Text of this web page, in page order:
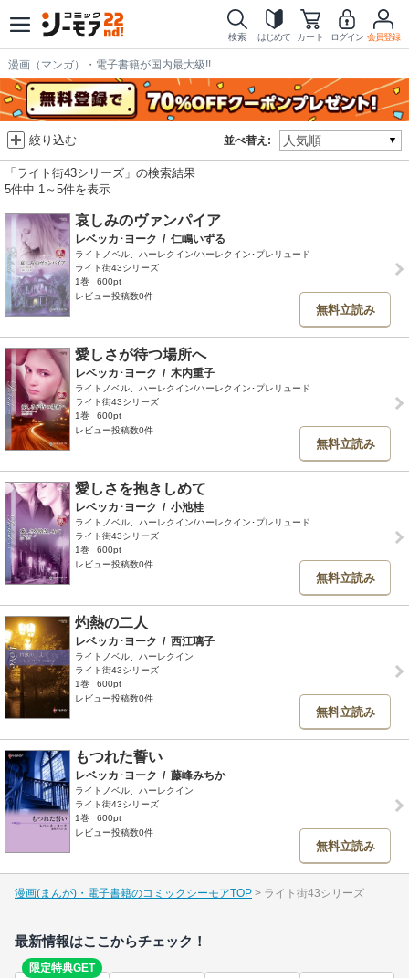
検索 はじめて カート ログイン 会員登録
漫画（マンガ）・電子書籍が国内最大級!!
並べ替え:
絞り込む
「ライト街43シリーズ」の検索結果
5件中 1～5件を表示
哀しみのヴァンパイア
レベッカ･ヨーク / 仁嶋いずる
ライトノベル、ハーレクイン/ハーレクイン･プレリュード
ライト街43シリーズ
1巻
600pt
レビュー投稿数0件
無料立読み
愛しさが待つ場所へ
レベッカ･ヨーク / 木内重子
ライトノベル、ハーレクイン/ハーレクイン･プレリュード
ライト街43シリーズ
1巻
600pt
レビュー投稿数0件
無料立読み
愛しさを抱きしめて
レベッカ･ヨーク / 小池桂
ライトノベル、ハーレクイン/ハーレクイン･プレリュード
ライト街43シリーズ
1巻
600pt
レビュー投稿数0件
無料立読み
灼熱の二人
レベッカ･ヨーク / 西江璃子
ライトノベル、ハーレクイン
ライト街43シリーズ
1巻
600pt
レビュー投稿数0件
無料立読み
もつれた誓い
レベッカ･ヨーク / 藤峰みちか
ライトノベル、ハーレクイン
ライト街43シリーズ
1巻
600pt
レビュー投稿数0件
無料立読み
漫画(まんが)・電子書籍のコミックシーモアTOP ライト街43シリーズ
最新情報はここからチェック！
限定特典GET